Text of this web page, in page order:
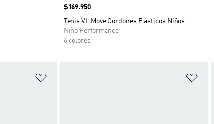
Precio
$169.950
Tenis VL Move Cordones Elásticos Niños
Niño Performance
6 colores